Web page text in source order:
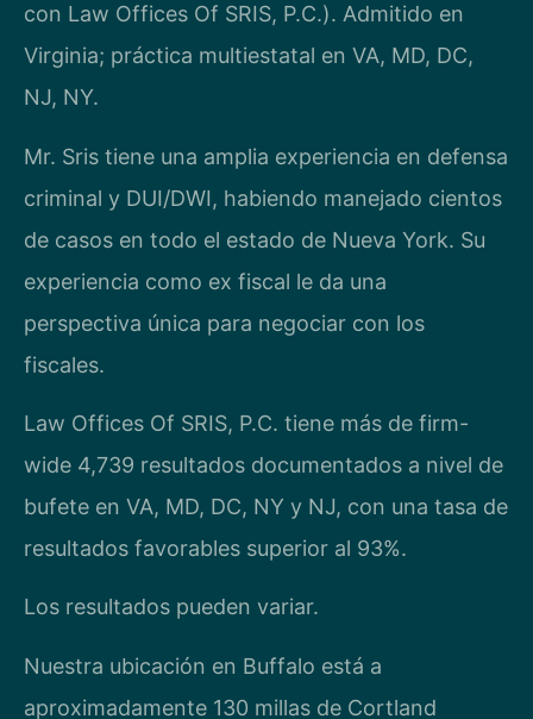
con Law Offices Of SRIS, P.C.). Admitido en
Virginia; práctica multiestatal en VA, MD, DC,
NJ, NY.
Mr. Sris tiene una amplia experiencia en defensa
criminal y DUI/DWI, habiendo manejado cientos
de casos en todo el estado de Nueva York. Su
experiencia como ex fiscal le da una
perspectiva única para negociar con los
fiscales.
Law Offices Of SRIS, P.C. tiene más de firm-
wide 4,739 resultados documentados a nivel de
bufete en VA, MD, DC, NY y NJ, con una tasa de
resultados favorables superior al 93%.
Los resultados pueden variar.
Nuestra ubicación en Buffalo está a
aproximadamente 130 millas de Cortland